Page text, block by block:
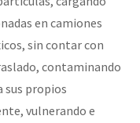
en camiones
sin contar con
contaminando
sus propios
vulnerando e